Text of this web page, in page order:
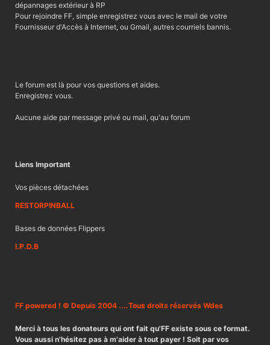
dépannages extérieur à RP
Pour rejoindre FF, simple enregistrez vous avec le mail de votre
Fournisseur d'Accès à Internet, ou Gmail, autres courriels bannis.
Le forum est là pour vos questions et aides.
Enregistrez vous.
Aucune aide par message privé ou mail, qu'au forum
Liens Important
Vos pièces détachées
RESTORPINBALL
Bases de données Flippers
I.P.D.B
FF powered ! © Depuis 2004 ....Tous droits réservés Wdes
Merci à tous les donateurs qui ont fait qu'FF existe sous ce format.
Vous aussi n'hésitez pas à m'aider à tout payer ! Soit par vos